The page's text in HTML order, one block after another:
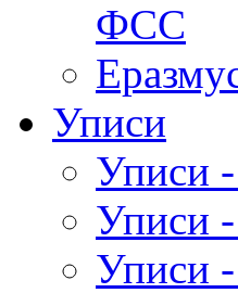
ФСС
Уписи
Уписи
Уписи
Уписи